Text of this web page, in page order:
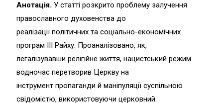
Анотація. У статті розкрито проблему залучення
православного духовенства до
реалізації політичних та соціально-економічних
програм ІІІ Райху. Проаналізовано, як,
легалізувавши релігійне життя, нацистський режим
водночас перетворив Церкву на
інструмент пропаганди й маніпуляції суспільною
свідомістю, використовуючи церковний